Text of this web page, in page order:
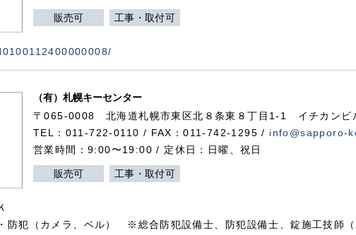
販売可 工事・取付可
（有）札幌キーセンター
〒065-0008 北海道札幌市東区北８条東８丁目1-1 イチカンビ
TEL：011-722-0110 / FAX：011-742-1295 / info@sapporo-
営業時間：9:00〜19:00 / 定休日：日曜、祝日
販売可 工事・取付可
防犯（カメラ、ベル） ※総合防犯設備士、防犯設備士、錠施工技師